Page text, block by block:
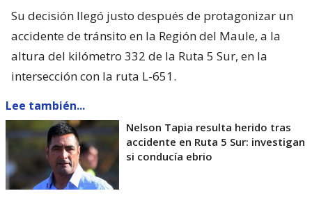
Su decisión llegó justo después de protagonizar un
accidente de tránsito en la Región del Maule, a la
altura del kilómetro 332 de la Ruta 5 Sur, en la
intersección con la ruta L-651.
Lee también...
Nelson Tapia resulta herido tras
accidente en Ruta 5 Sur: investigan
si conducía ebrio